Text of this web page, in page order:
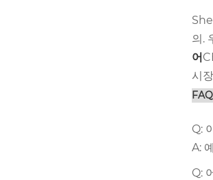
의.
어
시
FAQ
Q:
A:
Q: